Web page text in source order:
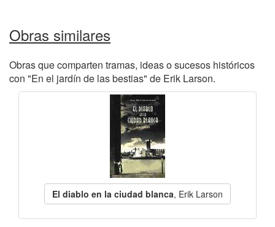
Obras similares
Obras que comparten tramas, ideas o sucesos históricos
con "En el jardín de las bestias" de Erik Larson.
El diablo en la ciudad blanca, Erik Larson